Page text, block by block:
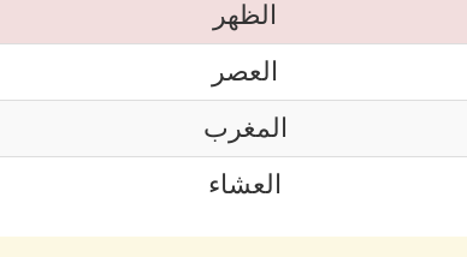
الظهر
العصر
المغرب
العشاء